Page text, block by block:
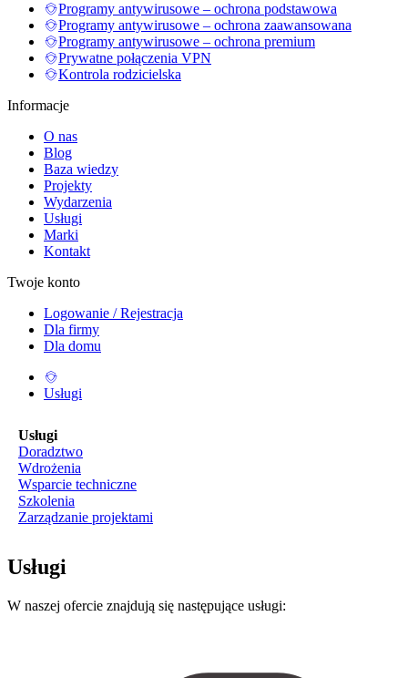
Programy antywirusowe – ochrona podstawowa
Programy antywirusowe – ochrona zaawansowana
Programy antywirusowe – ochrona premium
Prywatne połączenia VPN
Kontrola rodzicielska
Informacje
O nas
Blog
Baza wiedzy
Projekty
Wydarzenia
Usługi
Marki
Kontakt
Twoje konto
Logowanie / Rejestracja
Dla firmy
Dla domu
Usługi
Usługi
Doradztwo
Wdrożenia
Wsparcie techniczne
Szkolenia
Zarządzanie projektami
Usługi
W naszej ofercie znajdują się następujące usługi: